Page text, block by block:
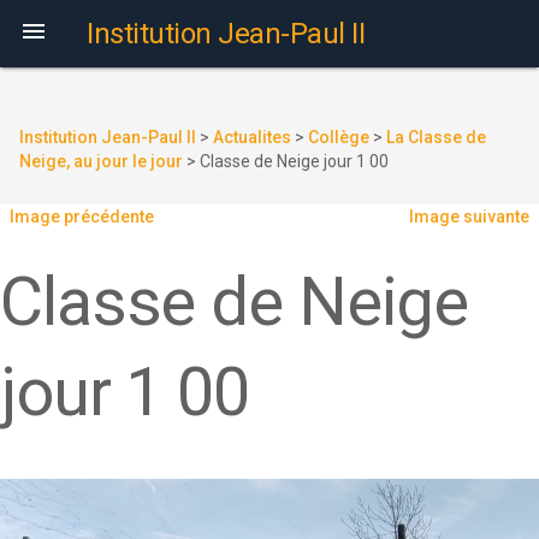
 Institution Jean-Paul II
Institution Jean-Paul II > Actualites > Collège > La Classe de
Neige, au jour le jour > Classe de Neige jour 1 00
Image précédente Image suivante
Classe de Neige
jour 1 00